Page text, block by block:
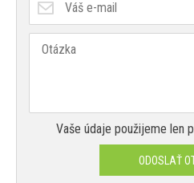
Vaše údaje použijeme len
ODOSLAŤ